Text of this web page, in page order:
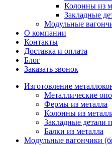
Колонны из
Закладные
Модульные
О компании
Контакты
Доставка и оплата
Блог
Заказать звонок
Изготовление
Металлические
Фермы из металла
Колонны из
Закладные детали
Балки из металла
Модульные вагончики